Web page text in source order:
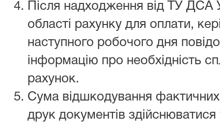
Після надходження від ТУ ДСА
області рахунку для оплати,
наступного робочого дня
інформацію про необхідність
рахунок.
Сума відшкодування
друк документів